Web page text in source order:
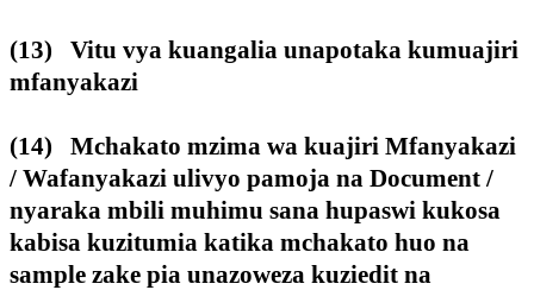
(13) Vitu vya kuangalia unapotaka kumuajiri
mfanyakazi
(14) Mchakato mzima wa kuajiri Mfanyakazi
/ Wafanyakazi ulivyo pamoja na Document /
nyaraka mbili muhimu sana hupaswi kukosa
kabisa kuzitumia katika mchakato huo na
sample zake pia unazoweza kuziedit na